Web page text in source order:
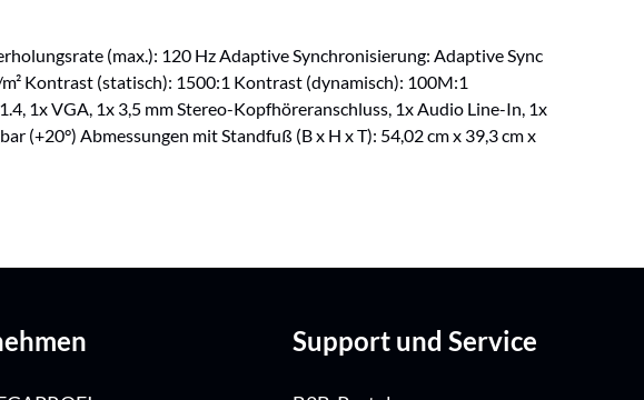
(max.): 120 Hz Adaptive Synchronisierung: Adaptive Sync
Kontrast (statisch): 1500:1 Kontrast (dynamisch): 100M:1
1x VGA, 1x 3,5 mm Stereo-Kopfhöreranschluss, 1x Audio Line-In, 1x
(+20°) Abmessungen mit Standfuß (B x H x T): 54,02 cm x 39,3 cm x
Support und Service